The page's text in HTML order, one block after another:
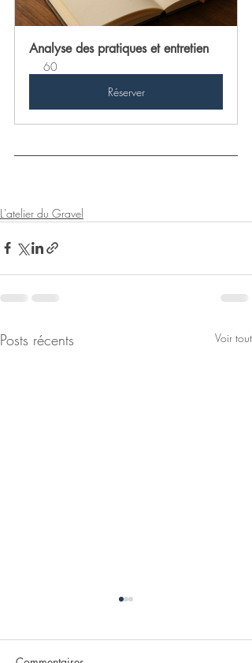
Analyse des pratiques et entretien
60
Réserver
L'atelier du Gravel
Posts récents Voir tout